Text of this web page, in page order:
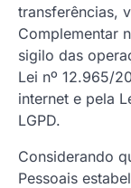
transferências,
Complementar
sigilo das
Lei nº 12.965/
internet e pela
LGPD.
Considerando
Pessoais